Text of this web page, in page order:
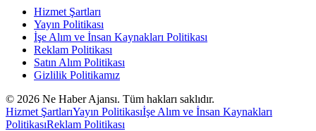
Hizmet Şartları
Yayın Politikası
İşe Alım ve İnsan Kaynakları Politikası
Reklam Politikası
Satın Alım Politikası
Gizlilik Politikamız
© 2026 Ne Haber Ajansı. Tüm hakları saklıdır.
Hizmet ŞartlarıYayın Politikasıİşe Alım ve İnsan Kaynakları
PolitikasıReklam Politikası